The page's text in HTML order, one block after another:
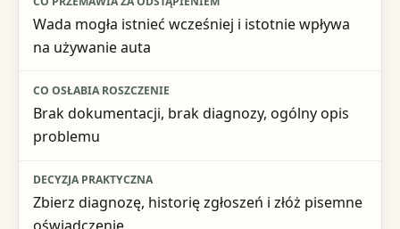
Co osłabia roszczenie
Wada mogła istnieć wcześniej i istotnie wpływa
na używanie auta
Brak dokumentacji, brak diagnozy, ogólny opis
problemu
Zbierz diagnozę, historię zgłoszeń i złóż pisemne